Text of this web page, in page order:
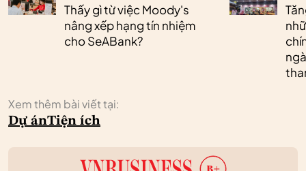
Thấy gì từ việc Moody's
nâng xếp hạng tín nhiệm
cho SeABank?
Xem thêm bài viết tại:
Dự ánTiện ích